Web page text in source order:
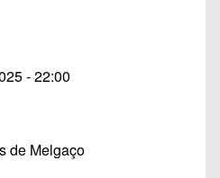
- 22:00
de Melgaço